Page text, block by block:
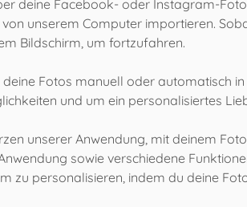
deine Facebook- oder Instagram-
unserem Computer importieren.
Bildschirm, um fortzufahren.
Fotos manuell oder automatisch
und um ein personalisiertes
unserer Anwendung, mit deinem
sowie verschiedene
zu personalisieren, indem du deine